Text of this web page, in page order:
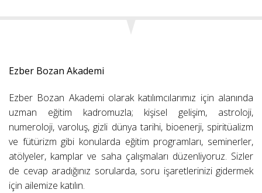
Ezber Bozan Akademi
Ezber Bozan Akademi olarak katılımcılarımız için alanında
uzman eğitim kadromuzla; kişisel gelişim, astroloji,
numeroloji, varoluş, gizli dünya tarihi, bioenerji, spiritüalizm
ve fütürizm gibi konularda eğitim programları, seminerler,
atölyeler, kamplar ve saha çalışmaları düzenliyoruz. Sizler
de cevap aradığınız sorularda, soru işaretlerinizi gidermek
için ailemize katılın.